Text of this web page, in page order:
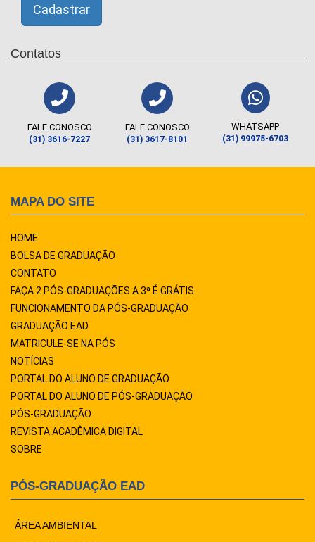
Contatos
FALE CONOSCO
(31) 3616-7227
FALE CONOSCO
(31) 3617-8101
WHATSAPP
(31) 99975-6703
MAPA DO SITE
HOME
BOLSA DE GRADUAÇÃO
CONTATO
FAÇA 2 PÓS-GRADUAÇÕES A 3ª É GRÁTIS
FUNCIONAMENTO DA PÓS-GRADUAÇÃO
GRADUAÇÃO EAD
MATRICULE-SE NA PÓS
NOTÍCIAS
PORTAL DO ALUNO DE GRADUAÇÃO
PORTAL DO ALUNO DE PÓS-GRADUAÇÃO
PÓS-GRADUAÇÃO
REVISTA ACADÊMICA DIGITAL
SOBRE
PÓS-GRADUAÇÃO EAD
ÁREA AMBIENTAL